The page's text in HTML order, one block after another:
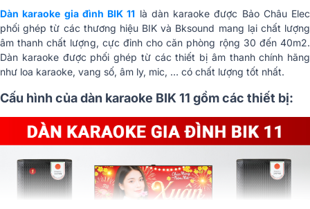
Dàn karaoke gia đình BIK 11 là dàn karaoke được Bảo Châu Elec
phối ghép từ các thương hiệu BIK và Bksound mang lại chất lượng
âm thanh chất lượng, cực đỉnh cho căn phòng rộng 30 đến 40m2.
Dàn karaoke được phối ghép từ các thiết bị âm thanh chính hãng
như loa karaoke, vang số, âm ly, mic, … có chất lượng tốt nhất.
Cấu hình của dàn karaoke BIK 11 gồm các thiết bị: